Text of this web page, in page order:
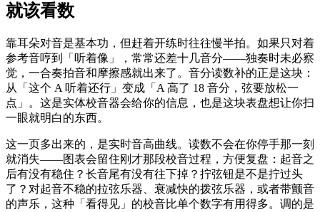
就该看数
靠耳朵对音是基本功，但赶着开练时往往慢半拍。如果只对着
参考音哼到「听着像」，常常还差十几音分——独奏时未必察
觉，一合奏拍音和摩擦感就出来了。音分读数补的正是这块：
从「这个 A 听着还行」变成「A 高了 18 音分，弦要放松一
点」。这是实体校音器会给你的信息，也是这块表盘想让你扫
一眼就明白的东西。
这一页多出来的，是实时音高曲线。读数不会在你停手那一刻
就消失——图表会留住刚才那段校音过程，方便复盘：起音之
后有没有稳住？长音尾有没有往下掉？拧弦钮是不是拧过头
了？对起音不稳的拉弦乐器、衰减快的拨弦乐器，或者带颤音
的声乐，这种「看得见」的校音比单个数字有用得多。调的是